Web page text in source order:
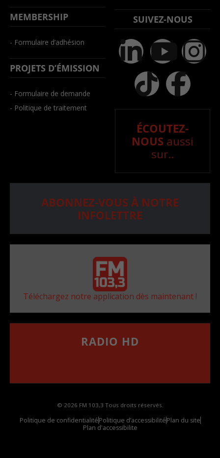
MEMBERSHIP
- Formulaire d’adhésion
PROJETS D’ÉMISSION
- Formulaire de demande
- Politique de traitement
SUIVEZ-NOUS
ÉCOUTEZ-
NOUS aussi
sur..
ABONNEZ-VOUS À NOTRE
INFOLETTRE
Téléchargez notre application dès maintenant !
RADIO HD
© 2026 FM 103,3 Tous droits réservés.
Politique de confidentialitéPolitique d’accessibilitéPlan du site
Plan d'accessibilite